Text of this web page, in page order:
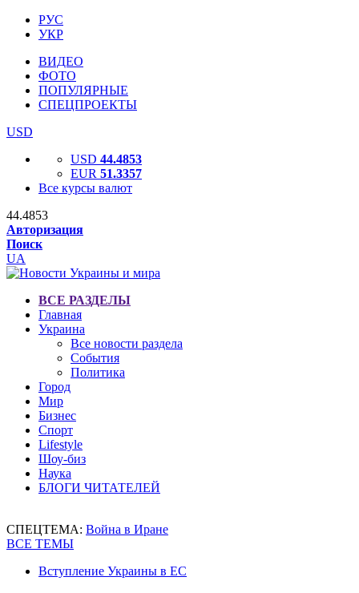
РУС
УКР
ВИДЕО
ФОТО
ПОПУЛЯРНЫЕ
СПЕЦПРОЕКТЫ
USD
USD 44.4853
EUR 51.3357
Все курсы валют
44.4853
Авторизация
Поиск
UA
ВСЕ РАЗДЕЛЫ
Главная
Украина
Все новости раздела
События
Политика
Город
Мир
Бизнес
Спорт
Lifestyle
Шоу-биз
Наука
БЛОГИ ЧИТАТЕЛЕЙ
СПЕЦТЕМА: Война в Иране
ВСЕ ТЕМЫ
Вступление Украины в ЕС